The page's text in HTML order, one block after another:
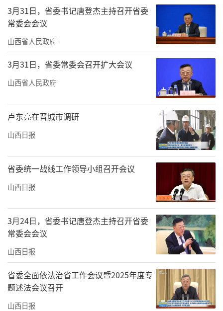
3月31日，省委书记唐登杰主持召开省委
常委会会议
山西省人民政府
3月31日，省委常委会召开扩大会议
山西省人民政府
卢东亮在晋城市调研
山西日报
省委统一战线工作领导小组召开会议
山西日报
3月24日，省委书记唐登杰主持召开省委
常委会会议
山西日报
省委全面依法治省工作会议暨2025年度专
题述法会议召开
山西日报